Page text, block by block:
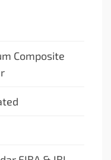
Composite